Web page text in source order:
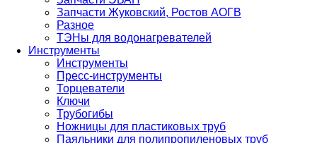
Запчасти Жуковский, Ростов АОГВ
Разное
ТЭНы для водонагревателей
Инструменты
Инструменты
Пресс-инструменты
Торцеватели
Ключи
Трубогибы
Ножницы для пластиковых труб
Паяльники для полипропиленовых труб